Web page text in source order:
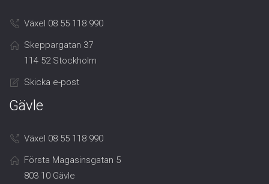
Växel 08 55 118 990
Skeppargatan 37
114 52 Stockholm
Skicka e-post
Gävle
Växel 08 55 118 990
Första Magasinsgatan 5
803 10 Gävle